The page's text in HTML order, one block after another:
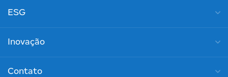
ESG
Inovação
Contato